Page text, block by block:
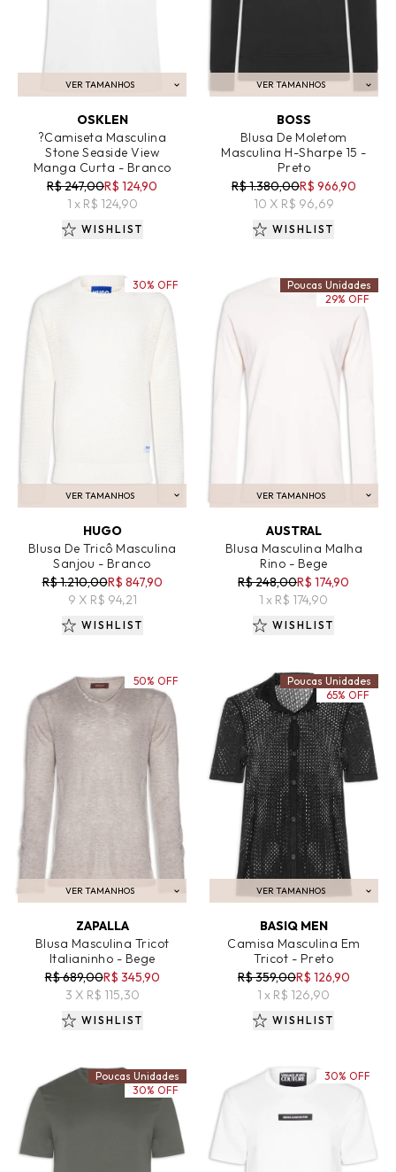
VER TAMANHOS
ADICIONAR AO CARRINHO
OSKLEN
?Camiseta Masculina
Stone Seaside View
Manga Curta - Branco
R$ 247,00R$ 124,90
1 x R$ 124,90
WISHLIST
VER TAMANHOS
ADICIONAR AO CARRINHO
BOSS
Blusa De Moletom
Masculina H-Sharpe 15 -
Preto
R$ 1.380,00R$ 966,90
10 X R$ 96,69
WISHLIST
VER TAMANHOS
ADICIONAR AO CARRINHO
HUGO
Blusa De Tricô Masculina
Sanjou - Branco
R$ 1.210,00R$ 847,90
9 X R$ 94,21
30% OFF
WISHLIST
VER TAMANHOS
ADICIONAR AO CARRINHO
AUSTRAL
Blusa Masculina Malha
Rino - Bege
R$ 248,00R$ 174,90
1 x R$ 174,90
Poucas Unidades
29% OFF
WISHLIST
VER TAMANHOS
ADICIONAR AO CARRINHO
ZAPALLA
Blusa Masculina Tricot
Italianinho - Bege
R$ 689,00R$ 345,90
3 X R$ 115,30
50% OFF
WISHLIST
VER TAMANHOS
ADICIONAR AO CARRINHO
BASIQ MEN
Camisa Masculina Em
Tricot - Preto
R$ 359,00R$ 126,90
1 x R$ 126,90
Poucas Unidades
65% OFF
WISHLIST
Poucas Unidades
30% OFF
30% OFF